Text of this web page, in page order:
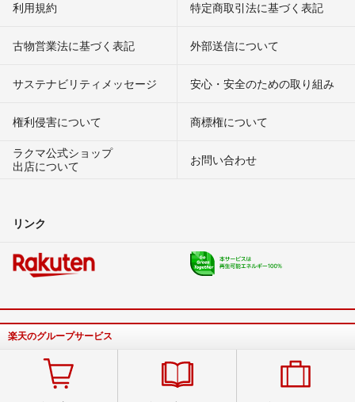
利用規約 特定商取引法に基づく表記
古物営業法に基づく表記 外部送信について
サステナビリティメッセージ 安心・安全のための取り組み
権利侵害について
商標権について
ラクマ公式ショップ
出店について
お問い合わせ
リンク
楽天のグループサービス